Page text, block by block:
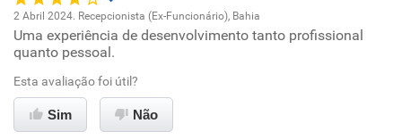
Oportunidade de promoção
Ambiente de trabalho
Conciliação com a vida familiar
2 Abril 2024. Recepcionista (Ex-Funcionário), Bahia
Uma experiência de desenvolvimento tanto profissional
quanto pessoal.
Esta avaliação foi útil?
Sim Não